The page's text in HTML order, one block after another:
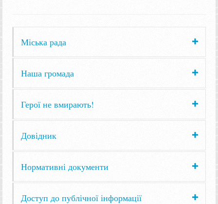
Міська рада
Наша громада
Герої не вмирають!
Довідник
Нормативні документи
Доступ до публічної інформації